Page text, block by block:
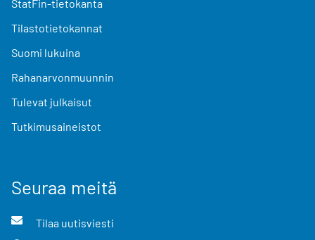
StatFin-tietokanta
Tilastotietokannat
Suomi lukuina
Rahanarvonmuunnin
Tulevat julkaisut
Tutkimusaineistot
Seuraa meitä
Tilaa uutisviesti